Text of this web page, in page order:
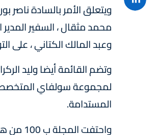
ويتعلق الأمر بالسادة ناصر
محمد مثقال ، السفير المدير
وعبد المالك الكتاني ، على
وتضم القائمة أيضا وليد
لمجموعة سولفاي المتخصصة
المستدامة.